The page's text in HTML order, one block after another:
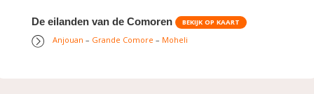
De eilanden van de Comoren BEKIJK OP KAART
Anjouan – Grande Comore – Moheli